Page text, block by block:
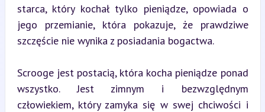
starca, który kochał tylko pieniądze, opowiada o
jego przemianie, która pokazuje, że prawdziwe
szczęście nie wynika z posiadania bogactwa.
Scrooge jest postacią, która kocha pieniądze ponad
wszystko. Jest zimnym i bezwzględnym
człowiekiem, który zamyka się w swej chciwości i